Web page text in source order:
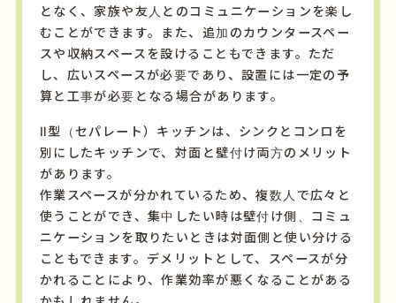
となく、家族や友人とのコミュニケーションを楽し
むことができます。また、追加のカウンタースペー
スや収納スペースを設けることもできます。ただ
し、広いスペースが必要であり、設置には一定の予
算と工事が必要となる場合があります。
Ⅱ型（セパレート）キッチンは、シンクとコンロを
別にしたキッチンで、対面と壁付け両方のメリット
があります。
作業スペースが分かれているため、複数人で広々と
使うことができ、集中したい時は壁付け側、コミュ
ニケーションを取りたいときは対面側と使い分ける
こともできます。デメリットとして、スペースが分
かれることにより、作業効率が悪くなることがある